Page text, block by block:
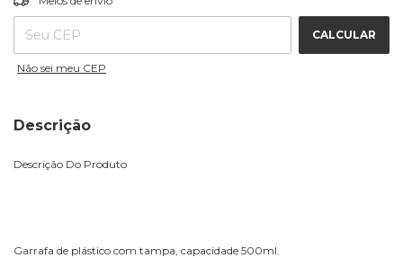
CALCULAR
Não sei meu CEP
Descrição
Descrição Do Produto
Garrafa de plástico com tampa, capacidade 500ml.